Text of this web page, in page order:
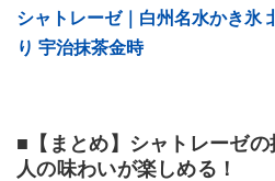
シャトレーゼ｜白州名水かき氷
り 宇治抹茶金時
■【まとめ】シャトレーゼ
人の味わいが楽しめる！